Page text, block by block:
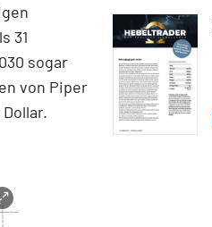
31
sogar
von Piper